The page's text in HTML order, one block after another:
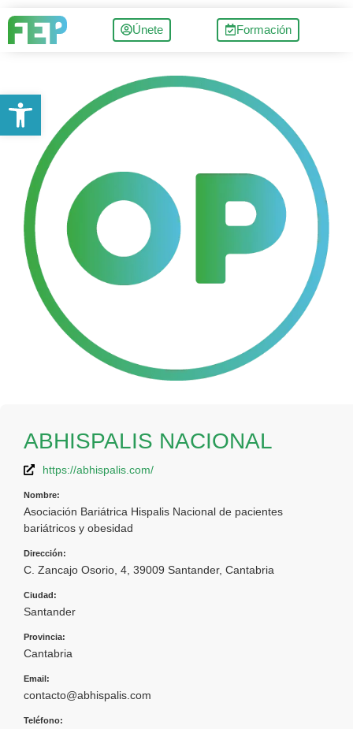
Únete Formación
ABHISPALIS NACIONAL
https://abhispalis.com/
Nombre:
Asociación Bariátrica Hispalis Nacional de pacientes
bariátricos y obesidad
Dirección:
C. Zancajo Osorio, 4, 39009 Santander, Cantabria
Ciudad:
Santander
Provincia:
Cantabria
Email:
contacto@abhispalis.com
Teléfono:
Abrir barra de herramientas